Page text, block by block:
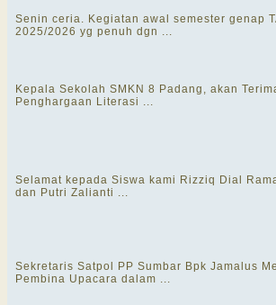
Senin ceria. Kegiatan awal semester genap
2025/2026 yg penuh dgn ...
Kepala Sekolah SMKN 8 Padang, akan
Penghargaan Literasi ...
Selamat kepada Siswa kami Rizziq Dial
dan Putri Zalianti ...
Sekretaris Satpol PP Sumbar Bpk Jamalus
Pembina Upacara dalam ...